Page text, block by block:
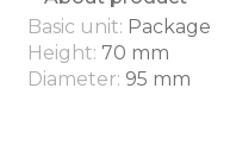
Basic unit: Package
Height: 70 mm
Diameter: 95 mm